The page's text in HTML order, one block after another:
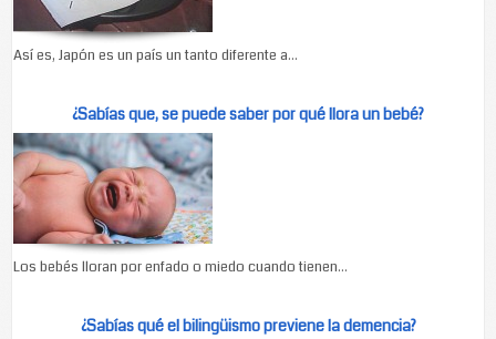
Así es, Japón es un país un tanto diferente a...
¿Sabías que, se puede saber por qué llora un bebé?
Los bebés lloran por enfado o miedo cuando tienen...
¿Sabías qué el bilingüismo previene la demencia?